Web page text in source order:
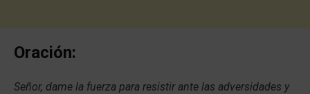
Oración:
Señor, dame la fuerza para resistir ante las adversidades y